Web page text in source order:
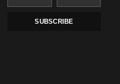
SUBSCRIBE